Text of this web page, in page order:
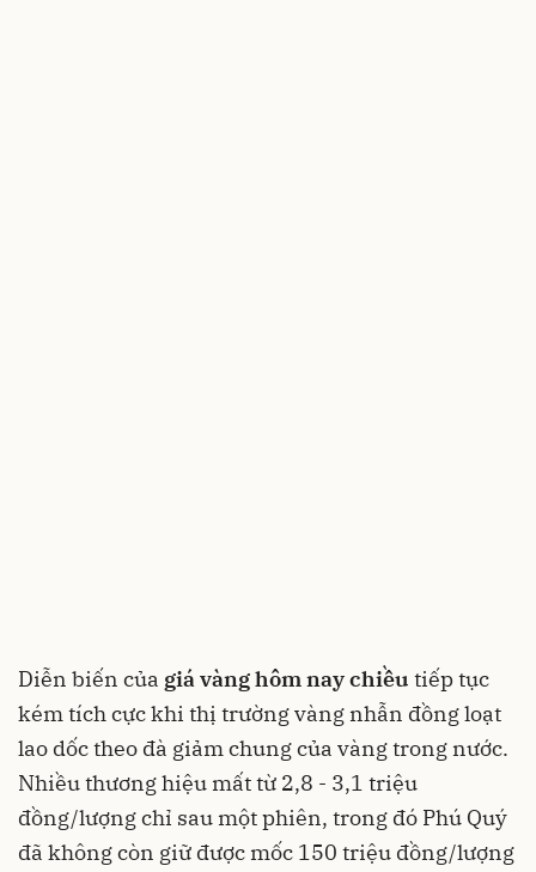
Diễn biến của giá vàng hôm nay chiều tiếp tục
kém tích cực khi thị trường vàng nhẫn đồng loạt
lao dốc theo đà giảm chung của vàng trong nước.
Nhiều thương hiệu mất từ 2,8 - 3,1 triệu
đồng/lượng chỉ sau một phiên, trong đó Phú Quý
đã không còn giữ được mốc 150 triệu đồng/lượng